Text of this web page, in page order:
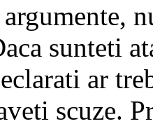
argumente,
sunteti
ar
scuze.